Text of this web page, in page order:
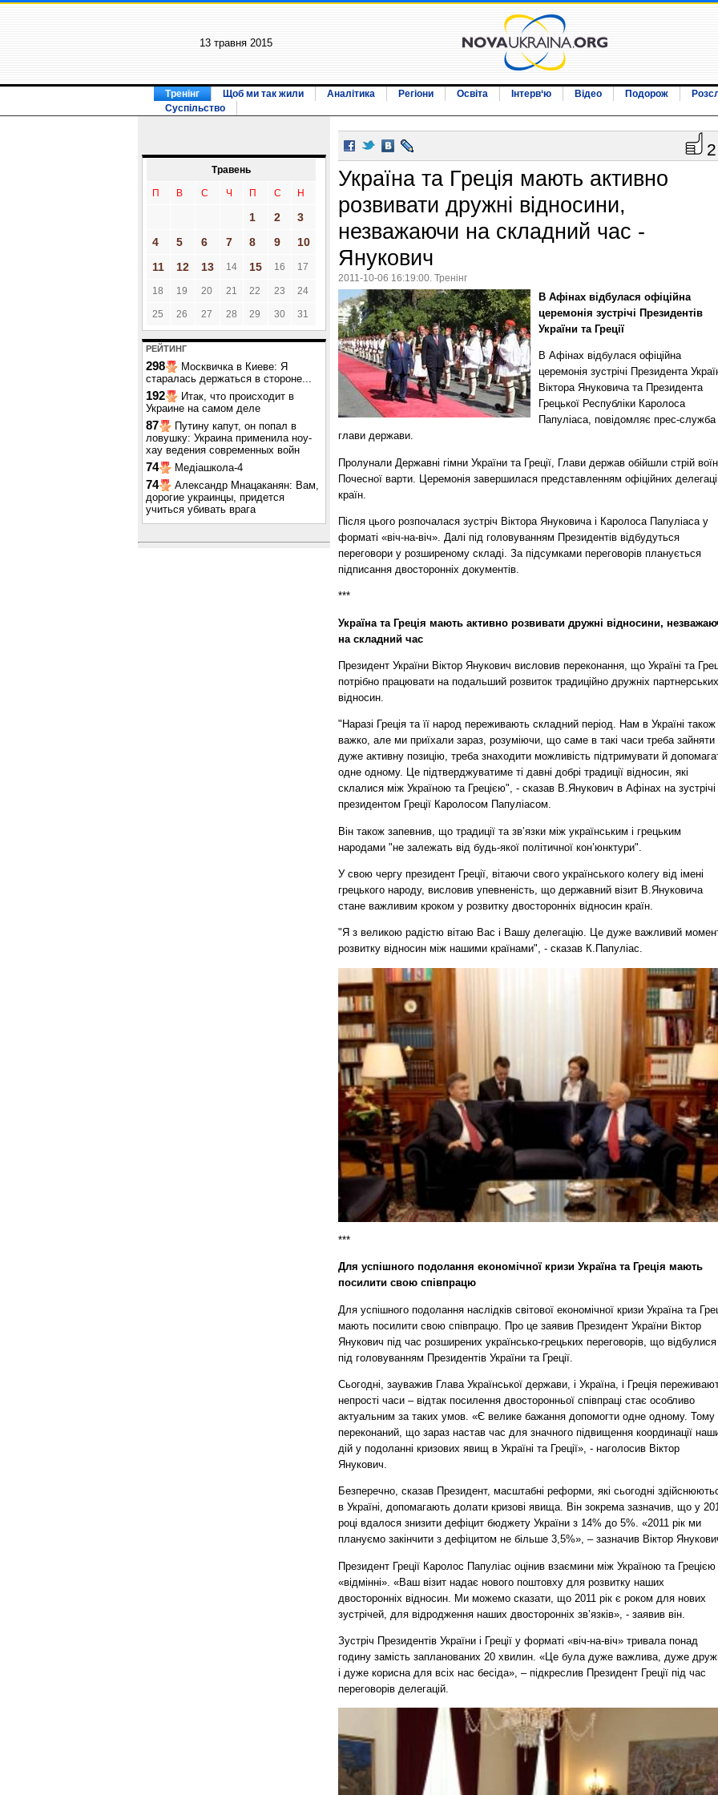
13 травня 2015
Тренінг Щоб ми так жили Аналітика Регіони Освіта Інтерв‘ю Відео Подорож
Суспільство
Травень
П В С Ч П С Н
1 2
3
4
5 6 7 8 9
10
11
12 13 14 15 16 17
18 19 20 21 22 23 24
25 26 27 28 29 30 31
РЕЙТИНГ
298
Москвичка в Киеве: Я
старалась держаться в стороне...
192
Итак, что происходит в
Украине на самом деле
87
Путину капут, он попал в
ловушку: Украина применила ноу-
хау ведения современных войн
74 Медіашкола-4
74
Александр Мнацаканян: Вам,
дорогие украинцы, придется
учиться убивать врага
2
Україна та Греція мають активно
розвивати дружні відносини,
незважаючи на складний час -
Янукович
2011-10-06 16:19:00. Тренінг
В Афінах відбулася офіційна
церемонія зустрічі Президентів
України та Греції
В Афінах відбулася офіційна
церемонія зустрічі Президента
Віктора Януковича та Президента
Грецької Республіки Каролоса
Папуліаса, повідомляє прес-служба
глави держави.
Пролунали Державні гімни України та Греції, Глави держав обійшли стрій
Почесної варти. Церемонія завершилася представленням офіційних
країн.
Після цього розпочалася зустріч Віктора Януковича і Каролоса Папуліаса у
форматі «віч-на-віч». Далі під головуванням Президентів відбудуться
переговори у розширеному складі. За підсумками переговорів планується
підписання двосторонніх документів.
***
Україна та Греція мають активно розвивати дружні відносини,
на складний час
Президент України Віктор Янукович висловив переконання, що Україні та
потрібно працювати на подальший розвиток традиційно дружніх партнерських
відносин.
"Наразі Греція та її народ переживають складний період. Нам в Україні також
важко, але ми приїхали зараз, розуміючи, що саме в такі часи треба зайняти
дуже активну позицію, треба знаходити можливість підтримувати й
одне одному. Це підтверджуватиме ті давні добрі традиції відносин, які
склалися між Україною та Грецією", - сказав В.Янукович в Афінах на зустрічі
президентом Греції Каролосом Папуліасом.
Він також запевнив, що традиції та зв’язки між українським і грецьким
народами "не залежать від будь-якої політичної кон’юнктури".
У свою чергу президент Греції, вітаючи свого українського колегу від імені
грецького народу, висловив упевненість, що державний візит В.Януковича
стане важливим кроком у розвитку двосторонніх відносин країн.
"Я з великою радістю вітаю Вас і Вашу делегацію. Це дуже важливий
розвитку відносин між нашими країнами", - сказав К.Папуліас.
***
Для успішного подолання економічної кризи Україна та Греція мають
посилити свою співпрацю
Для успішного подолання наслідків світової економічної кризи Україна та
мають посилити свою співпрацю. Про це заявив Президент України Віктор
Янукович під час розширених українсько-грецьких переговорів, що відбулися
під головуванням Президентів України та Греції.
Сьогодні, зауважив Глава Української держави, і Україна, і Греція
непрості часи – відтак посилення двосторонньої співпраці стає особливо
актуальним за таких умов. «Є велике бажання допомогти одне одному. Тому
переконаний, що зараз настав час для значного підвищення координації
дій у подоланні кризових явищ в Україні та Греції», - наголосив Віктор
Янукович.
Безперечно, сказав Президент, масштабні реформи, які сьогодні
в Україні, допомагають долати кризові явища. Він зокрема зазначив, що у
році вдалося знизити дефіцит бюджету України з 14% до 5%. «2011 рік ми
плануємо закінчити з дефіцитом не більше 3,5%», – зазначив Віктор
Президент Греції Каролос Папуліас оцінив взаємини між Україною та Грецією
«відмінні». «Ваш візит надає нового поштовху для розвитку наших
двосторонніх відносин. Ми можемо сказати, що 2011 рік є роком для нових
зустрічей, для відродження наших двосторонніх зв’язків», - заявив він.
Зустріч Президентів України і Греції у форматі «віч-на-віч» тривала понад
годину замість запланованих 20 хвилин. «Це була дуже важлива, дуже
і дуже корисна для всіх нас бесіда», – підкреслив Президент Греції під час
переговорів делегацій.